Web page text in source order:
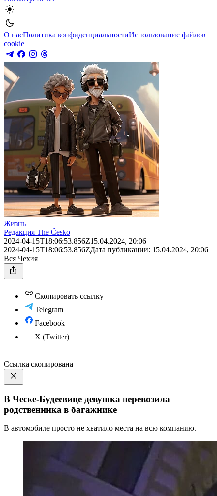
О насПолитика конфиденциальностиИспользование файлов
cookie
Жизнь
Редакция The Česko
2024-04-15T18:06:53.856Z15.04.2024, 20:06
2024-04-15T18:06:53.856ZДата публикации: 15.04.2024, 20:06
Вся Чехия
Скопировать ссылку
Telegram
Facebook
X (Twitter)
Ссылка скопирована
В Ческе-Будеевице девушка перевозила
родственника в багажнике
В автомобиле просто не хватило места на всю компанию.